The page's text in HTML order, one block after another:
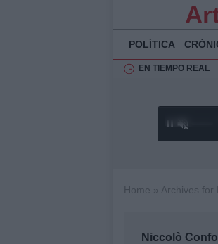
POLÍTICA
EN TIEMPO REAL
Home » Archives for
Niccolò